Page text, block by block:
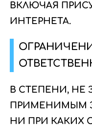
ВКЛЮЧАЯ
ИНТЕРНЕТА.
В СТЕПЕНИ, НЕ
ПРИМЕНИМЫМ
НИ ПРИ КАКИХ